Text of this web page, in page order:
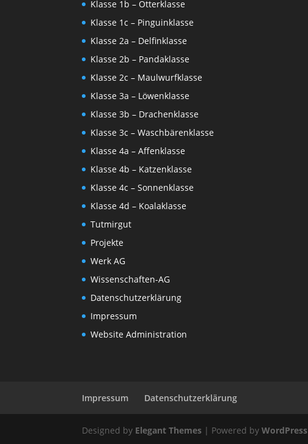
Klasse 1b – Otterklasse
Klasse 1c – Pinguinklasse
Klasse 2a – Delfinklasse
Klasse 2b – Pandaklasse
Klasse 2c – Maulwurfklasse
Klasse 3a – Löwenklasse
Klasse 3b – Drachenklasse
Klasse 3c – Waschbärenklasse
Klasse 4a – Affenklasse
Klasse 4b – Katzenklasse
Klasse 4c – Sonnenklasse
Klasse 4d – Koalaklasse
Tutmirgut
Projekte
Werk AG
Wissenschaften-AG
Datenschutzerklärung
Impressum
Website Administration
Impressum Datenschutzerklärung
Designed by Elegant Themes | Powered byWordPress